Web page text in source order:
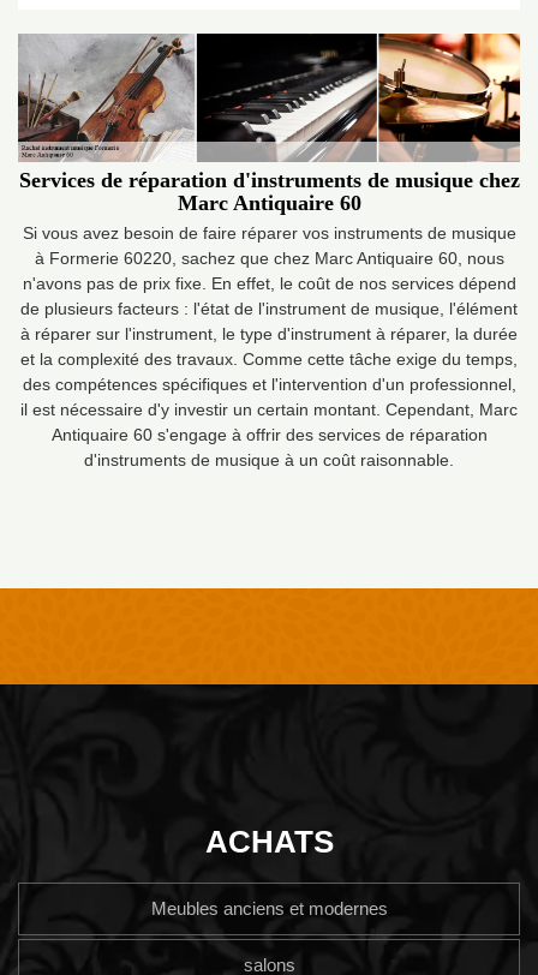
Services de réparation d'instruments de musique chez
Marc Antiquaire 60
Si vous avez besoin de faire réparer vos instruments de musique
à Formerie 60220, sachez que chez Marc Antiquaire 60, nous
n'avons pas de prix fixe. En effet, le coût de nos services dépend
de plusieurs facteurs : l'état de l'instrument de musique, l'élément
à réparer sur l'instrument, le type d'instrument à réparer, la durée
et la complexité des travaux. Comme cette tâche exige du temps,
des compétences spécifiques et l'intervention d'un professionnel,
il est nécessaire d'y investir un certain montant. Cependant, Marc
Antiquaire 60 s'engage à offrir des services de réparation
d'instruments de musique à un coût raisonnable.
ACHATS
Meubles anciens et modernes
salons